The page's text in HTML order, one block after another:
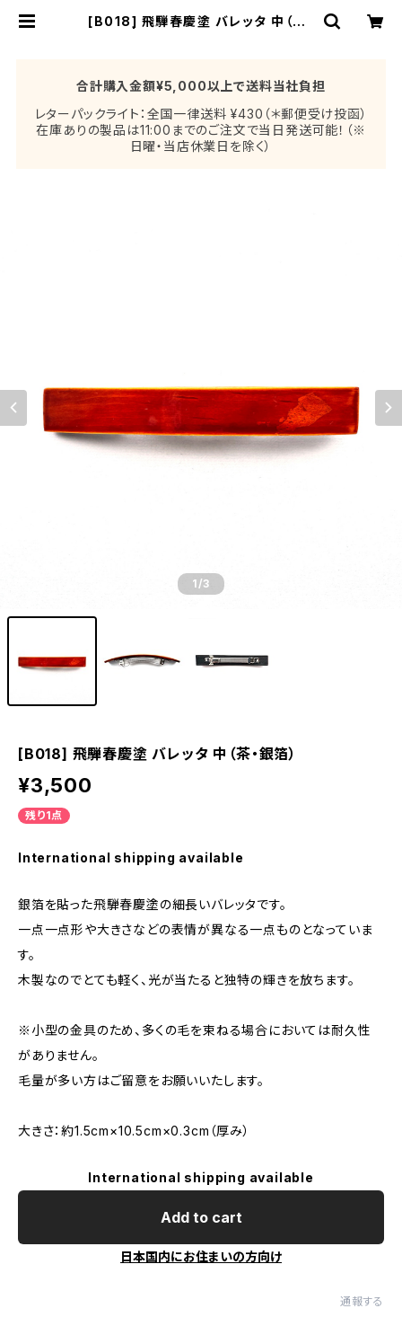
[B018] 飛騨春慶塗 バレッタ 中（茶・
合計購入金額¥5,000以上で送料当社負担
レターパックライト：全国一律送料 ¥430（＊郵便受け投函）
在庫ありの製品は11:00までのご注文で当日発送可能！（※
日曜・当店休業日を除く）
1/3
[B018] 飛騨春慶塗 バレッタ 中（茶・銀箔）
¥3,500
残り1点
International shipping available
銀箔を貼った飛騨春慶塗の細長いバレッタです。
一点一点形や大きさなどの表情が異なる一点ものとなっていま
す。
木製なのでとても軽く、光が当たると独特の輝きを放ちます。
※小型の金具のため、多くの毛を束ねる場合においては耐久性
がありません。
毛量が多い方はご留意をお願いいたします。
大きさ：約1.5cm×10.5cm×0.3cm（厚み）
International shipping available
Add to cart
日本国内にお住まいの方向け
通報する